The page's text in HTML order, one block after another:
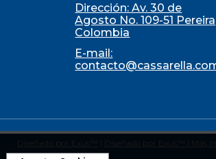
Dirección: Av. 30 de
Agosto No. 109-51
Colombia
E-mail:
Diseñado por Exus™ Diseñado por Exus™ | Más